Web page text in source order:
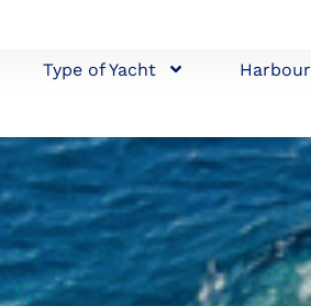
Type of Yacht Harbour